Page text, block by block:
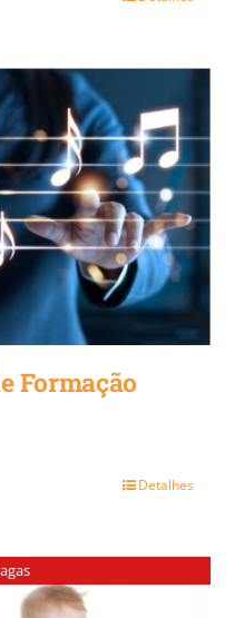
Formação
Detalhes